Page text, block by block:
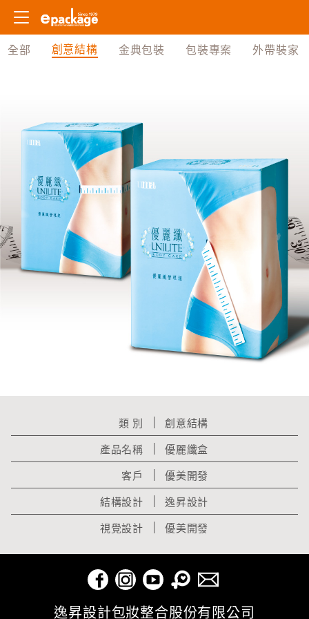
全部 創意結構 金典包裝 包裝專案 外帶裝家
類 別
創意結構
產品名稱
優麗纖盒
客戶
優美開發
結構設計
逸昇設計
視覺設計
優美開發
逸昇設計包妝整合股份有限公司
姓名
需求訊息
驗證碼
更新驗證碼 送出